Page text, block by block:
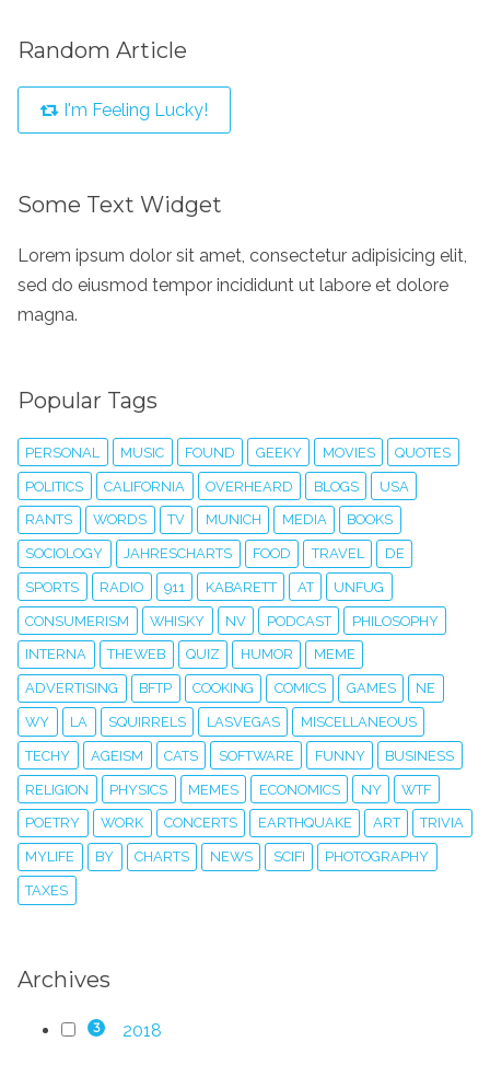
Random Article
I'm Feeling Lucky!
Some Text Widget
Lorem ipsum dolor sit amet, consectetur adipisicing elit,
sed do eiusmod tempor incididunt ut labore et dolore
magna.
Popular Tags
PERSONAL MUSIC FOUND GEEKY MOVIES QUOTES
POLITICS CALIFORNIA OVERHEARD BLOGS USA
RANTS WORDS TV MUNICH MEDIA BOOKS
SOCIOLOGY JAHRESCHARTS FOOD TRAVEL DE
SPORTS RADIO 911 KABARETT AT UNFUG
CONSUMERISM WHISKY NV PODCAST PHILOSOPHY
INTERNA THEWEB QUIZ HUMOR MEME
ADVERTISING BFTP COOKING COMICS GAMES NE
WY LA SQUIRRELS LASVEGAS MISCELLANEOUS
TECHY AGEISM CATS SOFTWARE FUNNY BUSINESS
RELIGION PHYSICS MEMES ECONOMICS NY WTF
POETRY WORK CONCERTS EARTHQUAKE ART TRIVIA
MYLIFE BY CHARTS NEWS SCIFI PHOTOGRAPHY
TAXES
Archives
3 2018